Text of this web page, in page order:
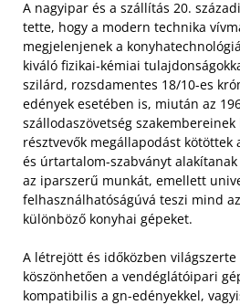
A nagyipar és a szállítás 20.
tette, hogy a modern technika
megjelenjenek a
kiváló fizikai-kémiai
szilárd, rozsdamentes 18/10-es
edények esetében is, miután az
szállodaszövetség
résztvevők megállapodást
és úrtartalom-szabványt
az iparszerű munkát, emellett
felhasználhatóságúvá teszi mind
különböző konyhai gépeket.
A létrejött és időközben
köszönhetően a vendéglátóipari
kompatibilis a gn-edényekkel,